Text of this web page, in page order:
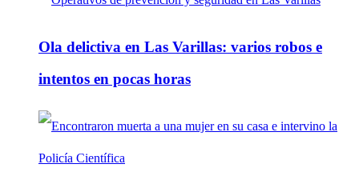
Ola delictiva en Las Varillas: varios robos e
intentos en pocas horas